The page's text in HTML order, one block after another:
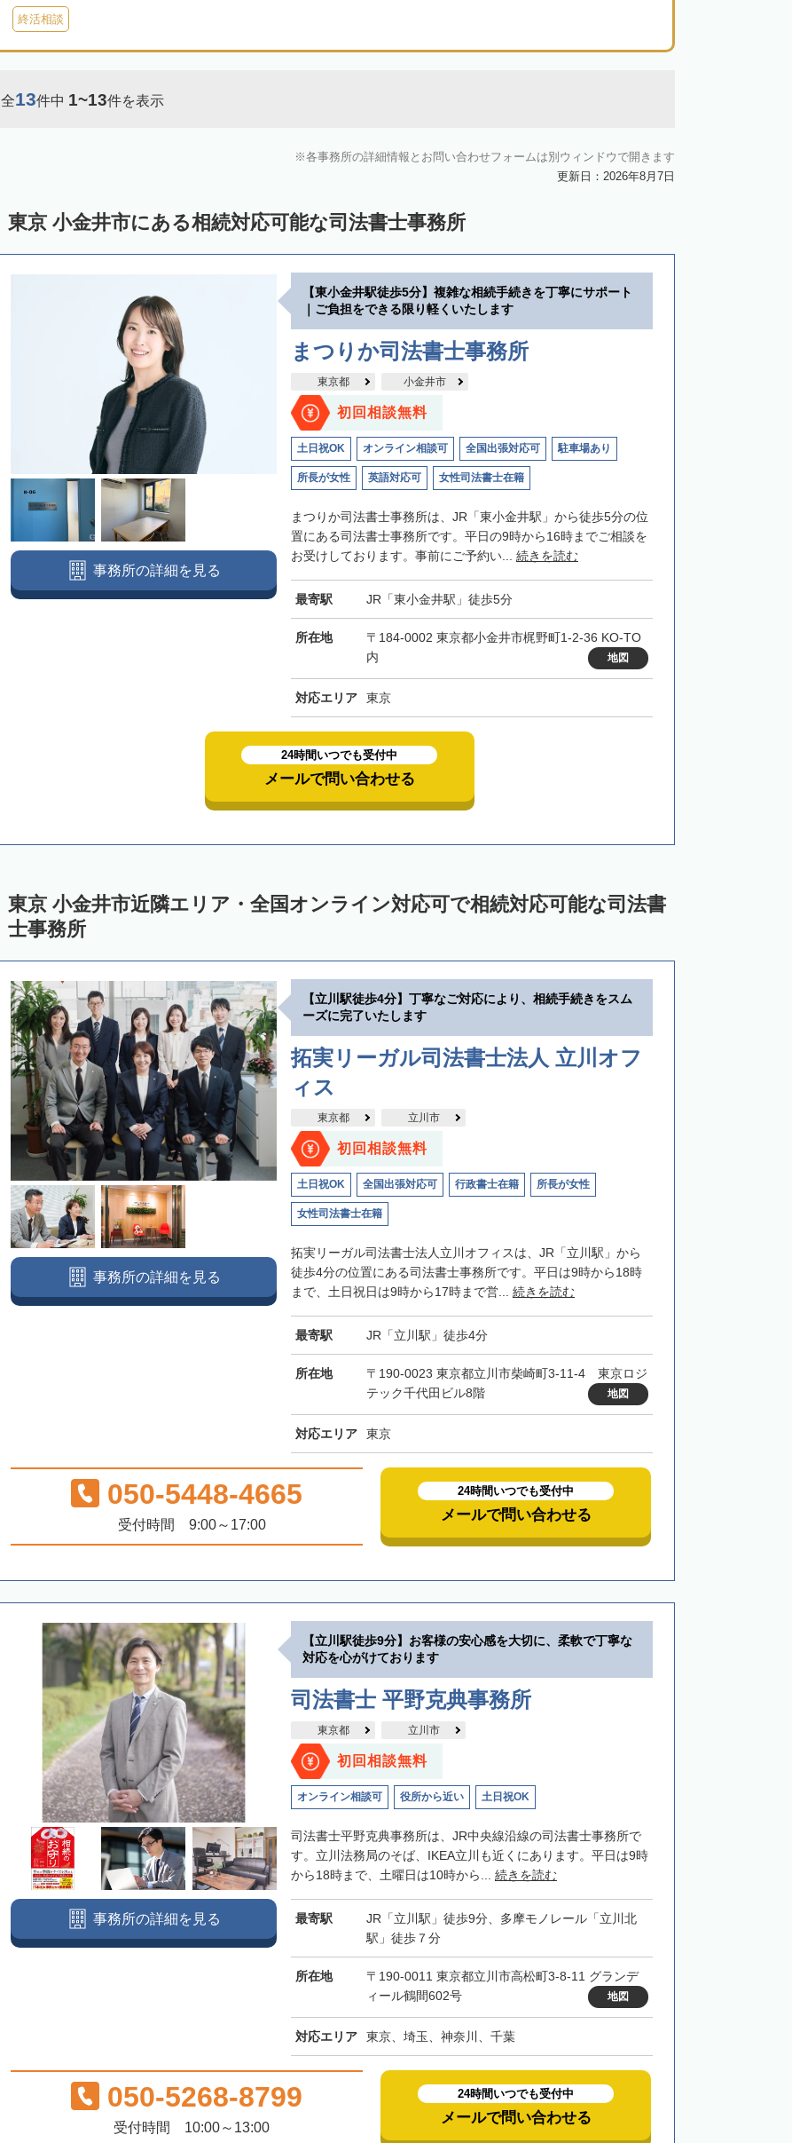
終活相談
全13件中 1~13件を表示
各事務所の詳細情報とお問い合わせフォームは別ウィンドウで開きます
更新日：2026年8月7日
東京 小金井市にある相続対応可能な司法書士事務所
【東小金井駅徒歩5分】複雑な相続手続きを丁寧にサポート
｜ご負担をできる限り軽くいたします
まつりか司法書士事務所
東京都 小金井市
初回相談無料
土日祝OK オンライン相談可 全国出張対応可 駐車場あり
所長が女性 英語対応可 女性司法書士在籍
まつりか司法書士事務所は、JR「東小金井駅」から徒歩5分の位
置にある司法書士事務所です。平日の9時から16時までご相談を
お受けしております。事前にご予約い... 続きを読む
最寄駅 JR「東小金井駅」徒歩5分
所在地
〒184-0002 東京都小金井市梶野町1-2-36 KO-TO
内
地図
対応エリア 東京
事務所の詳細を見る
24時間いつでも受付中
メールで問い合わせる
東京 小金井市近隣エリア・全国オンライン対応可で相続対応可能な司法書
士事務所
【立川駅徒歩4分】丁寧なご対応により、相続手続きをスム
ーズに完了いたします
拓実リーガル司法書士法人 立川オフ
ィス
東京都 立川市
初回相談無料
土日祝OK 全国出張対応可 行政書士在籍 所長が女性
女性司法書士在籍
拓実リーガル司法書士法人立川オフィスは、JR「立川駅」から
徒歩4分の位置にある司法書士事務所です。平日は9時から18時
まで、土日祝日は9時から17時まで営... 続きを読む
最寄駅 JR「立川駅」徒歩4分
所在地
〒190-0023 東京都立川市柴崎町3-11-4 東京ロジ
テック千代田ビル8階
地図
対応エリア 東京
事務所の詳細を見る
050-5448-4665
受付時間 9:00～17:00
24時間いつでも受付中
メールで問い合わせる
【立川駅徒歩9分】お客様の安心感を大切に、柔軟で丁寧な
対応を心がけております
司法書士 平野克典事務所
東京都 立川市
初回相談無料
オンライン相談可 役所から近い 土日祝OK
司法書士平野克典事務所は、JR中央線沿線の司法書士事務所で
す。立川法務局のそば、IKEA立川も近くにあります。平日は9時
から18時まで、土曜日は10時から... 続きを読む
最寄駅
JR「立川駅」徒歩9分、多摩モノレール「立川北
駅」徒歩７分
所在地
〒190-0011 東京都立川市高松町3-8-11 グランデ
ィール鶴間602号
地図
対応エリア 東京、埼玉、神奈川、千葉
事務所の詳細を見る
050-5268-8799
受付時間 10:00～13:00
24時間いつでも受付中
メールで問い合わせる